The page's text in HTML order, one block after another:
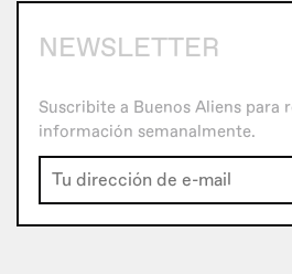
NEWSLETTER
Suscribite a Buenos Aliens para
información semanalmente.